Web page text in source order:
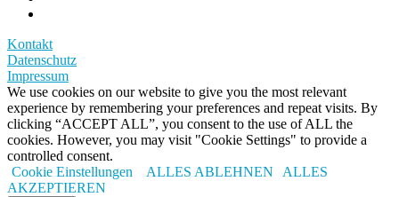
Kontakt
Datenschutz
Impressum
We use cookies on our website to give you the most relevant
experience by remembering your preferences and repeat visits. By
clicking “ACCEPT ALL”, you consent to the use of ALL the
cookies. However, you may visit "Cookie Settings" to provide a
controlled consent.
Cookie Einstellungen
ALLES ABLEHNEN
ALLES
AKZEPTIEREN